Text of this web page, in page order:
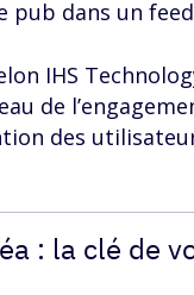
pub dans un
IHS
de
des
: la clé de